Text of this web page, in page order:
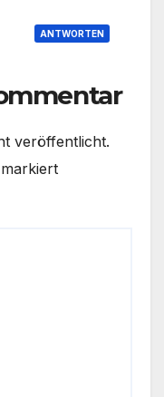
ANTWORTEN
veröffentlicht.
markiert